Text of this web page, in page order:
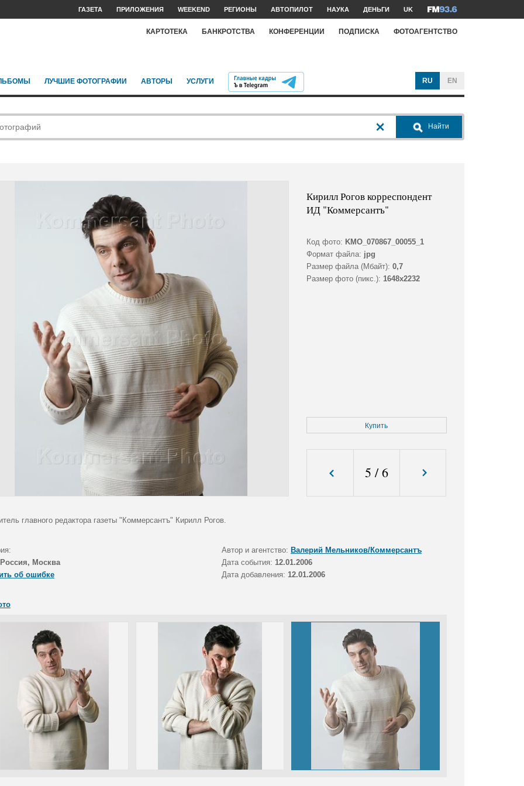
ГАЗЕТА ПРИЛОЖЕНИЯ WEEKEND РЕГИОНЫ АВТОПИЛОТ НАУКА ДЕНЬГИ UK
КАРТОТЕКА БАНКРОТСТВА КОНФЕРЕНЦИИ ПОДПИСКА ФОТОАГЕНТСТВО
ЛУЧШИЕ ФОТОГРАФИИ АВТОРЫ УСЛУГИ RU EN
Найти
Кирилл Рогов корреспондент
ИД "Коммерсантъ"
Код фото: KMO_070867_00055_1
Формат файла: jpg
Размер файла (Мбайт): 0,7
Размер фото (пикс.): 1648x2232
Купить
5 /6
главного редактора газеты "Коммерсантъ" Кирилл Рогов.
Автор и агентство: Валерий Мельников/Коммерсантъ
Россия, Москва Дата события: 12.01.2006
об ошибке
Дата добавления: 12.01.2006